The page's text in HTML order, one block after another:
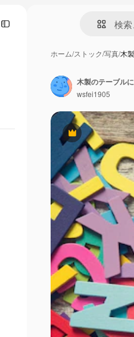
ホーム/ストック/写真/木
Premium
木製のテーブル
wsfei1905